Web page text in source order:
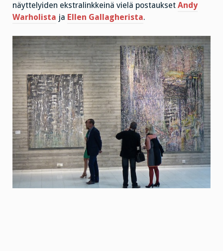
näyttelyiden ekstralinkkeinä vielä postaukset Andy
Warholista ja Ellen Gallagherista.